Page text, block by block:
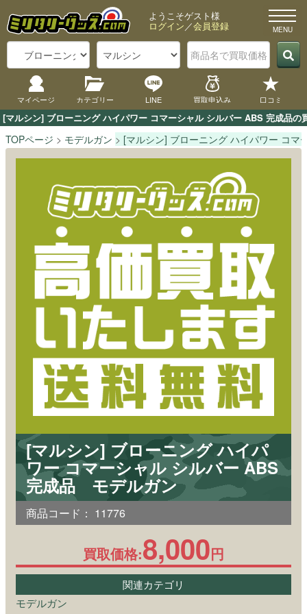
[マルシン] ブローニング ハイパワー コマーシャル シルバー ABS 完成品
ようこそゲスト様
ログイン／会員登録
マイページ カテゴリー LINE 買取申込み 口コミ
TOPページ モデルガン [マルシン] ブローニング ハイパワー コマ
[マルシン] ブローニング ハイパ
ワー コマーシャル シルバー ABS
完成品 モデルガン
商品コード： 11776
買取価格:8,000円
関連カテゴリ
モデルガン